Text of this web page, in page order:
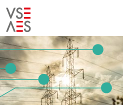
Salta
al
contenuto
principale